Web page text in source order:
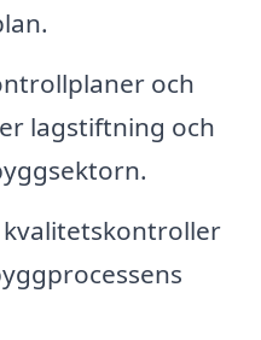
och
lagstiftning och